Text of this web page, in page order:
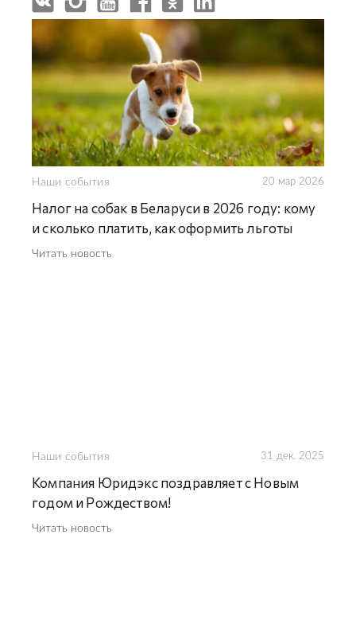
Наши события 20 мар 2026
Налог на собак в Беларуси в 2026 году: кому
и сколько платить, как оформить льготы
Читать новость
Наши события 31 дек. 2025
Компания Юридэкс поздравляет с Новым
годом и Рождеством!
Читать новость